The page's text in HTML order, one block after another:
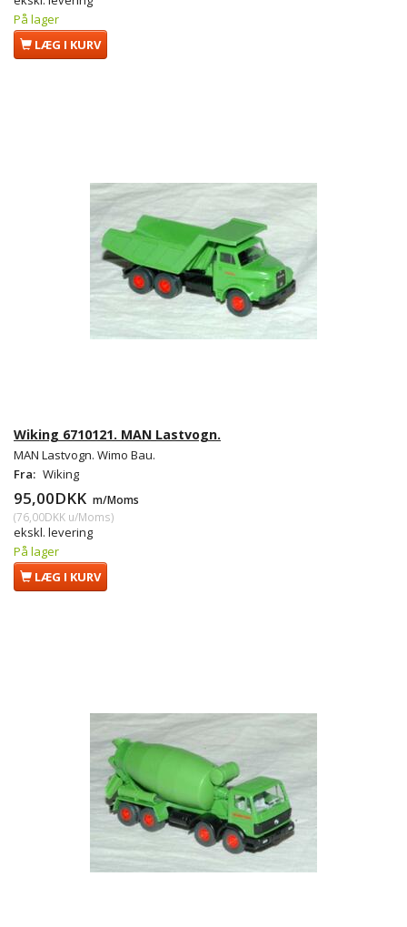
På lager
LÆG I KURV
Wiking 6710121. MAN Lastvogn.
MAN Lastvogn. Wimo Bau.
Fra: Wiking
95,00DKK m/Moms
(76,00DKK u/Moms)
ekskl. levering
På lager
LÆG I KURV